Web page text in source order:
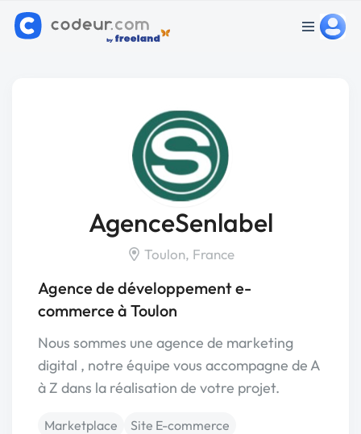
AgenceSenlabel
Toulon, France
Agence de développement e-
commerce à Toulon
Nous sommes une agence de marketing
digital , notre équipe vous accompagne de A
à Z dans la réalisation de votre projet.
Marketplace
Site E-commerce